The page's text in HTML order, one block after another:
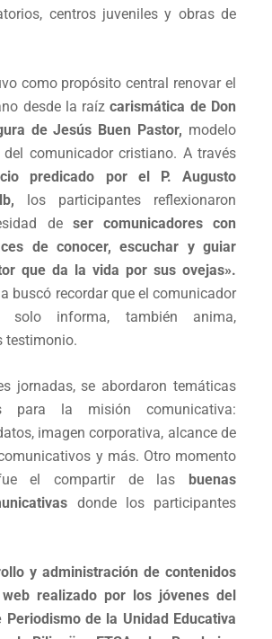
centros juveniles y obras de
como propósito central renovar el
desde la raíz carismática de Don
de Jesús Buen Pastor, modelo
del comunicador cristiano. A través
predicado por el P. Augusto
los participantes reflexionaron
de ser comunicadores con
de conocer, escuchar y guiar
que da la vida por sus ovejas».
buscó recordar que el comunicador
solo informa, también anima,
testimonio.
jornadas, se abordaron temáticas
para la misión comunicativa:
imagen corporativa, alcance de
y más. Otro momento
el compartir de las buenas
donde los participantes
y administración de contenidos
realizado por los jóvenes del
Periodismo de la Unidad Educativa